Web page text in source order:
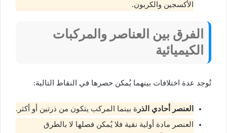
الأكسجين والكربون.
الفرق بين العناصر والمركبات
الكيميائية
تُوجد عدة اختلافات بينهما يُمكن حصرها في النقاط التالية:
العنصر أحادي الذر ة بينما المركب يتكون من ذرتين أو أكثر.
العنصر مادة أولية نقية فلا يُمكن فصلها لا بالطرق